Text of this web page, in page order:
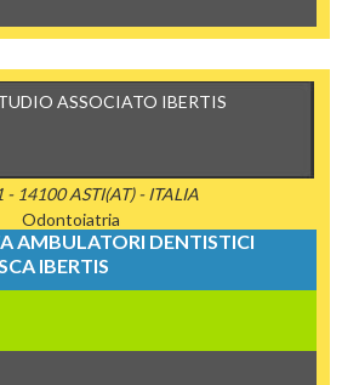
ASSOCIATO IBERTIS
- 14100 ASTI(AT) - ITALIA
Odontoiatria
AMBULATORI DENTISTICI
IBERTIS